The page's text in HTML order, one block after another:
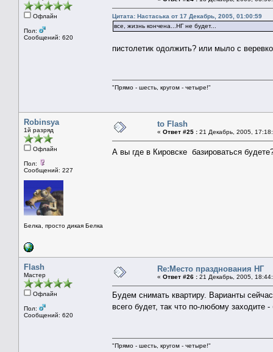
Офлайн
Пол:
Сообщений: 620
Цитата: Настаська от 17 Декабрь, 2005, 01:00:59
все, жизнь кончена...НГ не будет...
пистолетик одолжить? или мыло с
"Прямо - шесть, кругом - четыре!"
Robinsya
1й разряд
Офлайн
Пол:
Сообщений: 227
Белка, просто дикая Белка
to Flash
« Ответ #25 : 21 Декабрь, 2005,
А вы где в Кировске базироваться
Flash
Мастер
Офлайн
Пол:
Сообщений: 620
Re:Место празднования НГ
« Ответ #26 : 21 Декабрь, 2005,
Будем снимать квартиру. Варианты
всего будет, так что по-любому заходите
"Прямо - шесть, кругом - четыре!"